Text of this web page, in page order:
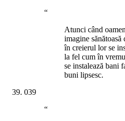
“
Atunci când
imagine sănătoasă
în creierul lor se
la fel cum în
se instalează bani
buni lipsesc.
039
“